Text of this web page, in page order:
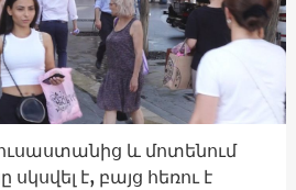
և մոտենում
է, բայց հեռու է